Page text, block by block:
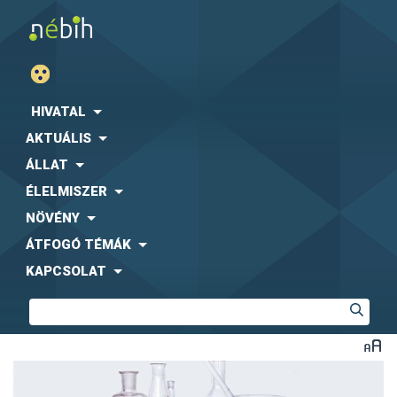
HIVATAL
AKTUÁLIS
ÁLLAT
ÉLELMISZER
NÖVÉNY
ÁTFOGÓ TÉMÁK
KAPCSOLAT